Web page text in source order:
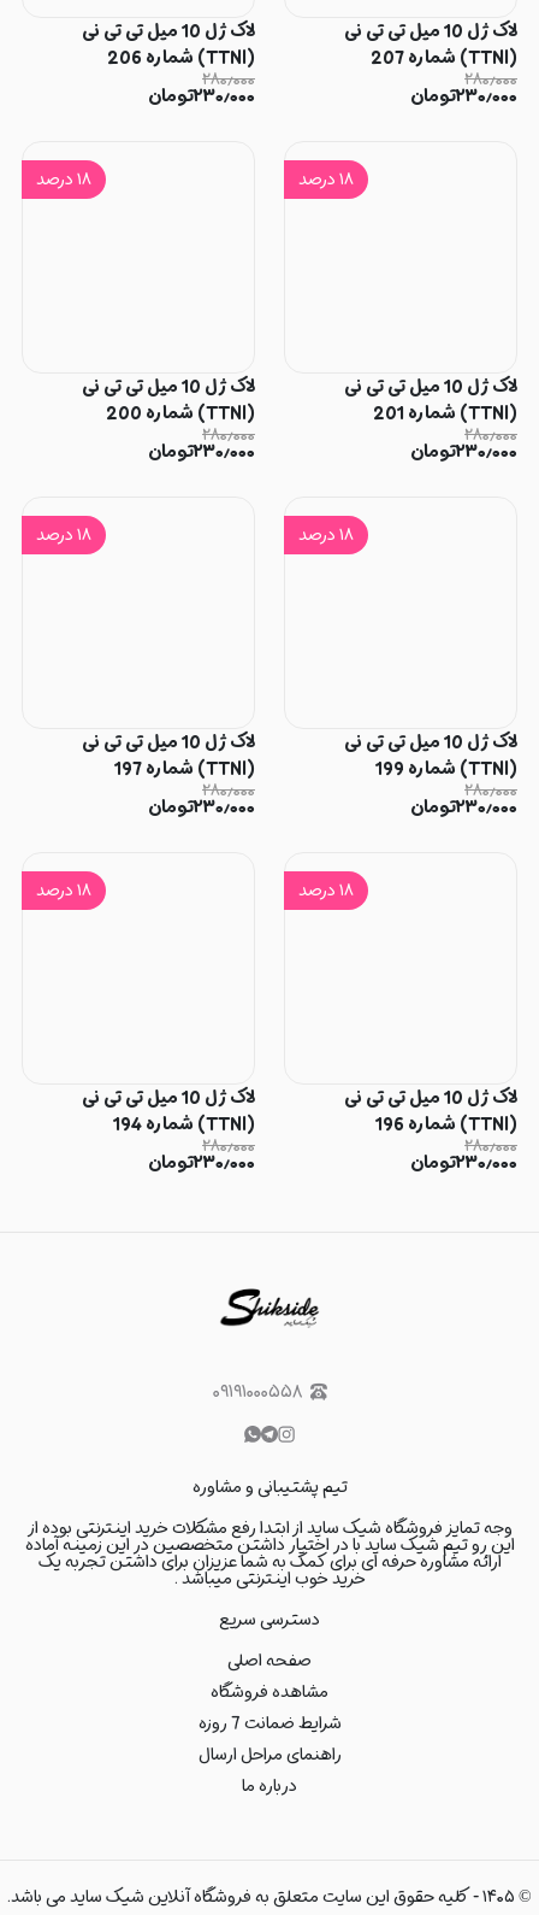
لاک ژل 10 میل تی تی نی
(TTNI) شماره 207
۲۸۰٫۰۰۰
۲۳۰٫۰۰۰تومان
لاک ژل 10 میل تی تی نی
(TTNI) شماره 206
۲۸۰٫۰۰۰
۲۳۰٫۰۰۰تومان
۱۸درصد
لاک ژل 10 میل تی تی نی
(TTNI) شماره 201
۲۸۰٫۰۰۰
۲۳۰٫۰۰۰تومان
۱۸درصد
لاک ژل 10 میل تی تی نی
(TTNI) شماره 200
۲۸۰٫۰۰۰
۲۳۰٫۰۰۰تومان
۱۸درصد
لاک ژل 10 میل تی تی نی
(TTNI) شماره 199
۲۸۰٫۰۰۰
۲۳۰٫۰۰۰تومان
۱۸درصد
لاک ژل 10 میل تی تی نی
(TTNI) شماره 197
۲۸۰٫۰۰۰
۲۳۰٫۰۰۰تومان
۱۸درصد
لاک ژل 10 میل تی تی نی
(TTNI) شماره 196
۲۸۰٫۰۰۰
۲۳۰٫۰۰۰تومان
۱۸درصد
لاک ژل 10 میل تی تی نی
(TTNI) شماره 194
۲۸۰٫۰۰۰
۲۳۰٫۰۰۰تومان
۰۹۱۹۱۰۰۰۵۵۸
تیم پشتیبانی و مشاوره
وجه تمایز فروشگاه شیک ساید از ابتدا رفع مشکلات خرید اینترنتی بوده از
این رو تیم شیک ساید با در اختیار داشتن متخصصین در این زمینه آماده
ارائه مشاوره حرفه ای برای کمک به شما عزیزان برای داشتن تجربه یک
خرید خوب اینترنتی میباشد .
دسترسی سریع
صفحه اصلی
مشاهده فروشگاه
شرایط ضمانت 7 روزه
راهنمای مراحل ارسال
درباره ما
©۱۴۰۵-کلیه حقوق این سایت متعلق به فروشگاه آنلاین شیک ساید می باشد.